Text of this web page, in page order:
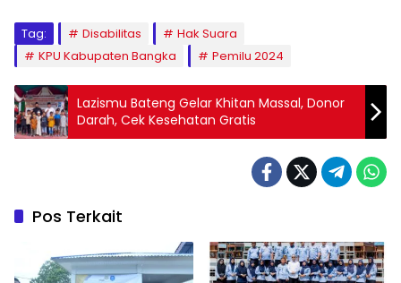
Tag: Disabilitas
Hak Suara
KPU Kabupaten Bangka
Pemilu 2024
Lazismu Bateng Gelar Khitan Massal, Donor
Darah, Cek Kesehatan Gratis
Pos Terkait